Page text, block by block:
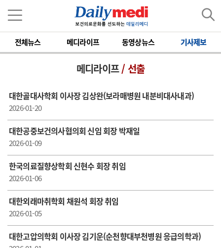
전체뉴스 메디라이프 동영상뉴스 기사제보
메디라이프/ 선출
대한골대사학회 이사장 김상완(보라매병원 내분비대사내과)
2026-01-20
대한공중보건의사협의회 신임 회장 박재일
2026-01-09
한국의료질향상학회 신현수 회장 취임
2026-01-06
대한외래마취학회 채원석 회장 취임
2026-01-05
대한고압의학회 이사장 김기운(순천향대부천병원 응급의학과)